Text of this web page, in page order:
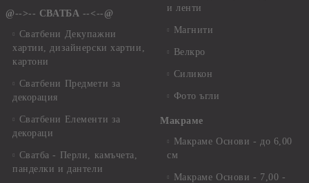
@-->-- СВАТБА --<--@
Сватбени Декупажни
хартии, дизайнерски хартии,
картони
Сватбени Предмети за
декорация
Сватбени Елементи за
декораци
Сватба - Перли, камъчета,
панделки и дантели
и ленти
Магнити
Велкро
Силикон
Фото ъгли
Макраме
Макраме Основи - до 6,00
см
Макраме Основи - 7,00 -